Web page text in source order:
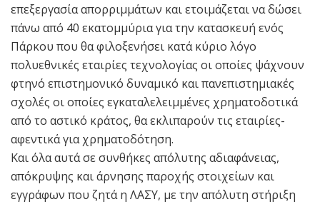
επεξεργασία απορριμμάτων και ετοιμάζεται να δώσει
πάνω από 40 εκατομμύρια για την κατασκευή ενός
Πάρκου που θα φιλοξενήσει κατά κύριο λόγο
πολυεθνικές εταιρίες τεχνολογίας οι οποίες ψάχνουν
φτηνό επιστημονικό δυναμικό και πανεπιστημιακές
σχολές οι οποίες εγκαταλελειμμένες χρηματοδοτικά
από το αστικό κράτος, θα εκλιπαρούν τις εταιρίες-
αφεντικά για χρηματοδότηση.
Και όλα αυτά σε συνθήκες απόλυτης αδιαφάνειας,
απόκρυψης και άρνησης παροχής στοιχείων και
εγγράφων που ζητά η ΛΑΣΥ, με την απόλυτη στήριξη